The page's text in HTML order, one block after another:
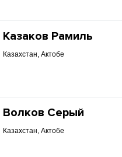
Казаков Рамиль
Казахстан, Актобе
Волков Серый
Казахстан, Актобе